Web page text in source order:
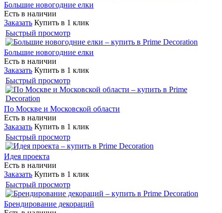
Большие новогодние елки
Есть в наличии
Заказать Купить в 1 клик
Быстрый просмотр
Большие новогодние елки
Есть в наличии
Заказать Купить в 1 клик
Быстрый просмотр
По Москве и Московской области
Есть в наличии
Заказать Купить в 1 клик
Быстрый просмотр
Идея проекта
Есть в наличии
Заказать Купить в 1 клик
Быстрый просмотр
Брендирование декораций